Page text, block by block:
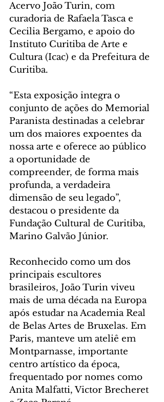
Acervo João Turin, com
curadoria de Rafaela Tasca e
Cecilia Bergamo, e apoio do
Instituto Curitiba de Arte e
Cultura (Icac) e da Prefeitura de
Curitiba.
“Esta exposição integra o
conjunto de ações do Memorial
Paranista destinadas a celebrar
um dos maiores expoentes da
nossa arte e oferece ao público
a oportunidade de
compreender, de forma mais
profunda, a verdadeira
dimensão de seu legado”,
destacou o presidente da
Fundação Cultural de Curitiba,
Marino Galvão Júnior.
Reconhecido como um dos
principais escultores
brasileiros, João Turin viveu
mais de uma década na Europa
após estudar na Academia Real
de Belas Artes de Bruxelas. Em
Paris, manteve um ateliê em
Montparnasse, importante
centro artístico da época,
frequentado por nomes como
Anita Malfatti, Victor Brecheret